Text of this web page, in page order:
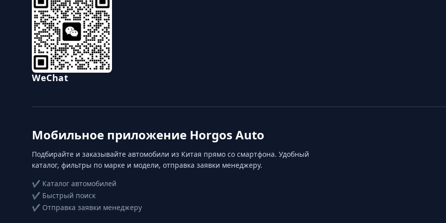
WeChat
Мобильное приложение Horgos Auto
Подбирайте и заказывайте автомобили из Китая прямо со смартфона. Удобный
каталог, фильтры по марке и модели, отправка заявки менеджеру.
✔ Каталог автомобилей
✔ Быстрый поиск
✔ Отправка заявки менеджеру